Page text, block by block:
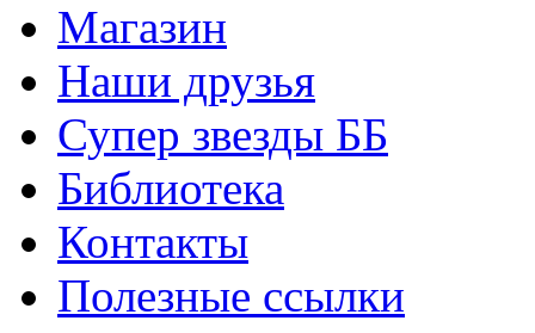
Магазин
Наши друзья
Супер звезды ББ
Библиотека
Контакты
Полезные ссылки